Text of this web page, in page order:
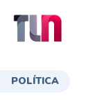
POLÍTICA